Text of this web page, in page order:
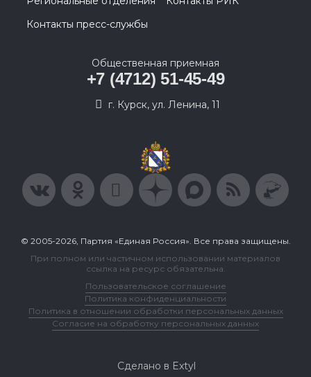
Контакты пресс-службы
Общественная приемная
+7 (4712) 51-45-49
г. Курск, ул. Ленина, 11
© 2005-2026, Партия «Единая Россия». Все права защищены.
При полном или частичном использовании материалов
ссылка на ресурс обязательна.
Пользовательское соглашение
Политика конфиденциальности
Политика в отношении обработки персональных данных
Согласие на обработку персональных данных
Сделано в Extyl